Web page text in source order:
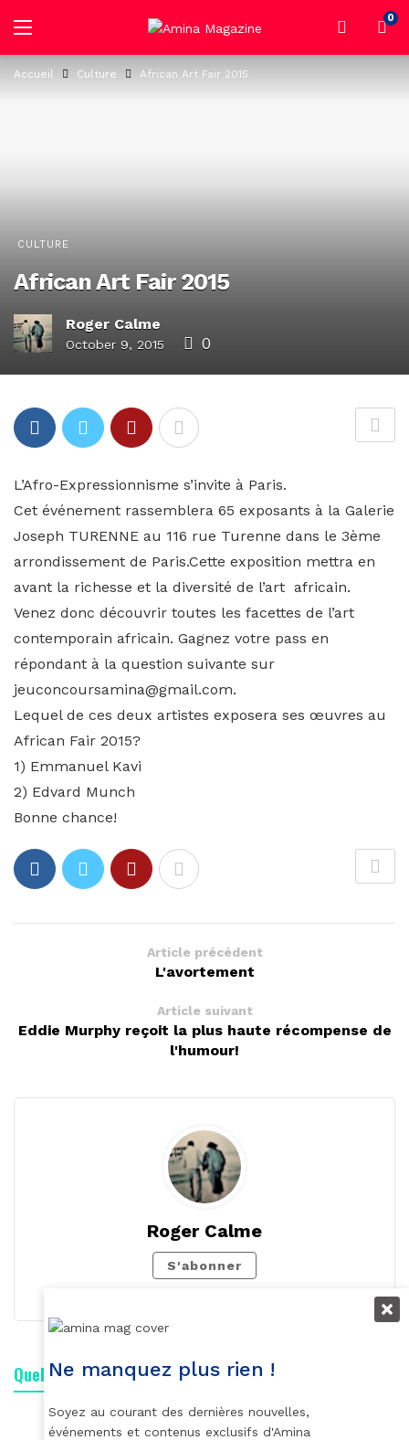
0
Accueil Culture African Art Fair 2015
CULTURE
African Art Fair 2015
Roger Calme
October 9, 2015 0
L’Afro-Expressionnisme s’invite à Paris.
Cet événement rassemblera 65 exposants à la Galerie
Joseph TURENNE au 116 rue Turenne dans le 3ème
arrondissement de Paris.Cette exposition mettra en
avant la richesse et la diversité de l’art africain.
Venez donc découvrir toutes les facettes de l’art
contemporain africain. Gagnez votre pass en
répondant à la question suivante sur
jeuconcoursamina@gmail.com.
Lequel de ces deux artistes exposera ses œuvres au
African Fair 2015?
1) Emmanuel Kavi
2) Edvard Munch
Bonne chance!
Article précédent
L'avortement
Article suivant
Eddie Murphy reçoit la plus haute récompense de
l'humour!
Roger Calme
S'abonner
Quelle est votre réaction ?
Ne manquez plus rien !
Soyez au courant des dernières nouvelles,
événements et contenus exclusifs d'Amina